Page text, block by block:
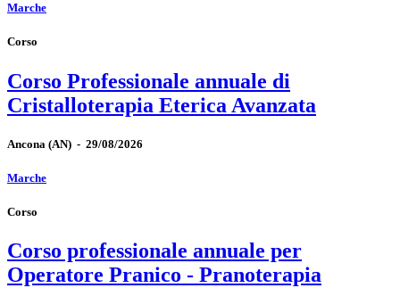
Marche
Corso
Corso Professionale annuale di
Cristalloterapia Eterica Avanzata
Ancona (AN) - 29/08/2026
Marche
Corso
Corso professionale annuale per
Operatore Pranico - Pranoterapia